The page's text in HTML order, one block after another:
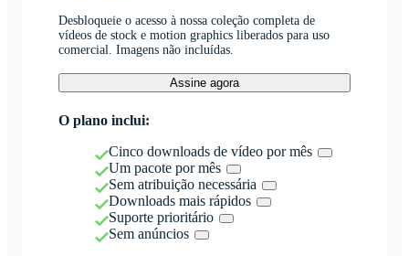
Desbloqueie o acesso à nossa coleção completa de
vídeos de stock e motion graphics liberados para uso
comercial. Imagens não incluídas.
Assine agora
O plano inclui:
Cinco downloads de vídeo por mês
Um pacote por mês
Sem atribuição necessária
Downloads mais rápidos
Suporte prioritário
Sem anúncios